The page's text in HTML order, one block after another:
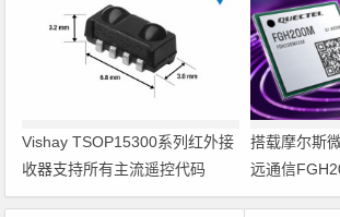
Vishay TSOP15300系列红外接
收器支持所有主流遥控代码
搭载摩尔斯
远通信
模组 现已通